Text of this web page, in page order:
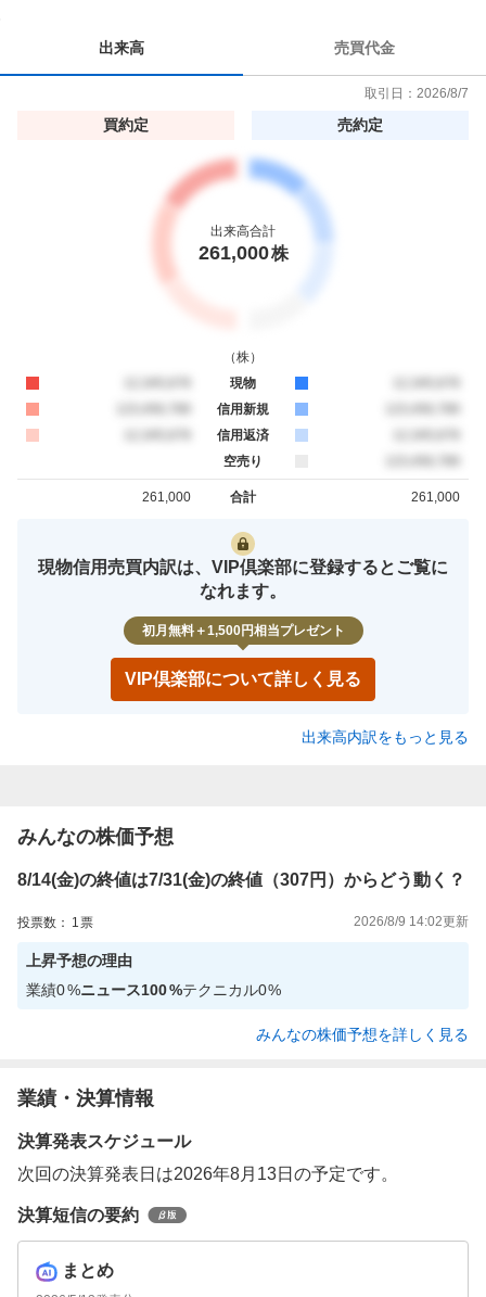
出来高 売買代金
取引日： 2026/8/7
買約定 売約定
出来高合計
261,000株
（株）
現物
信用新規
信用返済
空売り
合計
261,000 261,000
現物信用売買内訳は、VIP倶楽部に登録するとご覧に
なれます。
初月無料＋1,500円相当プレゼント
VIP倶楽部について詳しく見る
出来高内訳をもっと見る
みんなの株価予想
8/14(金)の終値は7/31(金)の終値（307円）からどう動く？
投票数： 1 票 2026/8/9 14:02更新
上昇予想の理由
業績0%ニュース100%テクニカル0%
みんなの株価予想を詳しく見る
業績・決算情報
決算発表スケジュール
次回の決算発表日は2026年8月13日の予定です。
決算短信の要約
まとめ